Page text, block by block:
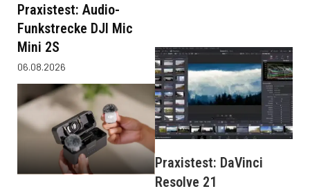
Praxistest: Audio-
Funkstrecke DJI Mic
Mini 2S
06.08.2026
Praxistest: DaVinci
Resolve 21